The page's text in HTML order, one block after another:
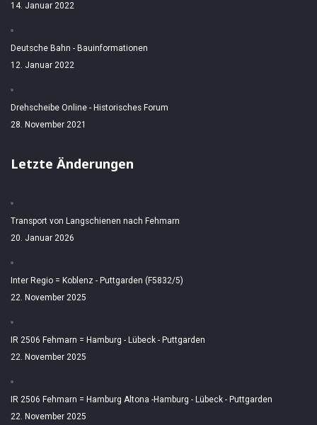
14. Januar 2022
Deutsche Bahn - Bauinformationen
12. Januar 2022
Drehscheibe Online - Historisches Forum
28. November 2021
Letzte Änderungen
Transport von Langschienen nach Fehmarn
20. Januar 2026
Inter Regio = Koblenz - Puttgarden (F5832/5)
22. November 2025
IR 2506 Fehmarn = Hamburg - Lübeck - Puttgarden
22. November 2025
IR 2506 Fehmarn = Hamburg Altona -Hamburg - Lübeck - Puttgarden
22. November 2025